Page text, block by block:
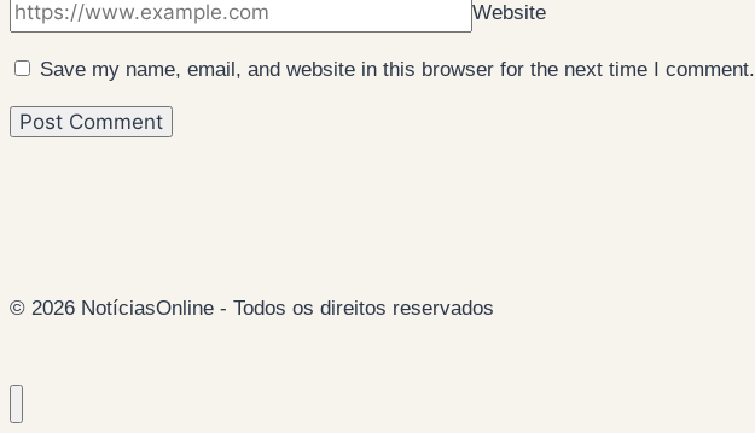
Website
Save my name, email, and website in this browser for the next time I comment.
© 2026 NotíciasOnline - Todos os direitos reservados